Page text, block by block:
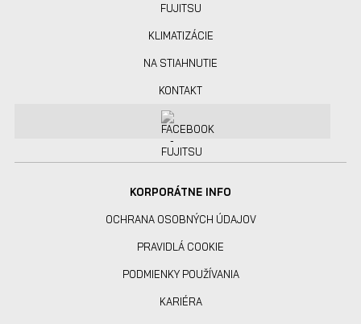
FUJITSU
KLIMATIZÁCIE
NA STIAHNUTIE
KONTAKT
KORPORÁTNE INFO
OCHRANA OSOBNÝCH ÚDAJOV
PRAVIDLÁ COOKIE
PODMIENKY POUŽÍVANIA
KARIÉRA